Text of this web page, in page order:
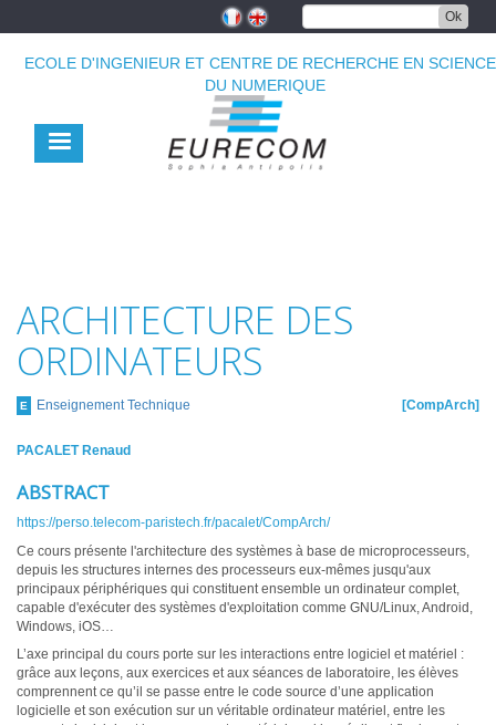
principal
Ok
ECOLE D'INGENIEUR ET CENTRE DE RECHERCHE EN
DU NUMERIQUE
ARCHITECTURE DES
ORDINATEURS
E Enseignement Technique CompArch
PACALET Renaud
ABSTRACT
https://perso.telecom-paristech.fr/pacalet/CompArch/
Ce cours présente l'architecture des systèmes à base de microprocesseurs,
depuis les structures internes des processeurs eux-mêmes jusqu'aux
principaux périphériques qui constituent ensemble un ordinateur complet,
capable d'exécuter des systèmes d'exploitation comme GNU/Linux, Android,
Windows, iOS…
L’axe principal du cours porte sur les interactions entre logiciel et matériel :
grâce aux leçons, aux exercices et aux séances de laboratoire, les élèves
comprennent ce qu’il se passe entre le code source d’une application
logicielle et son exécution sur un véritable ordinateur matériel, entre les